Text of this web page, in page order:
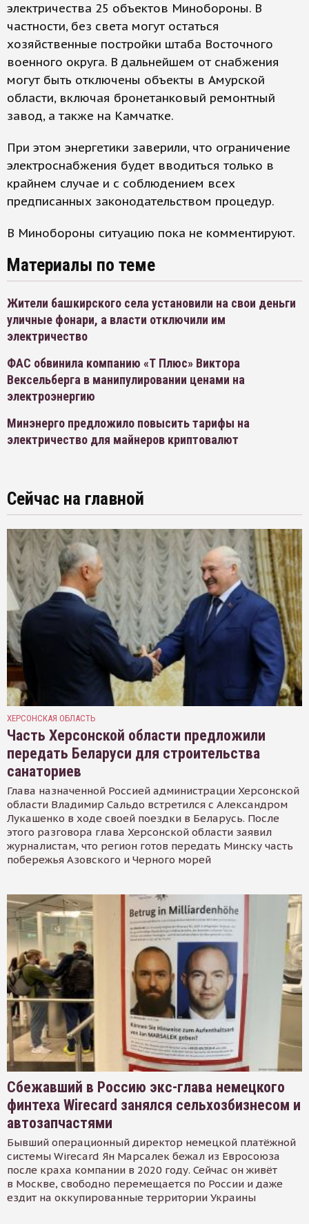
электричества 25 объектов Минобороны. В
частности, без света могут остаться
хозяйственные постройки штаба Восточного
военного округа. В дальнейшем от снабжения
могут быть отключены объекты в Амурской
области, включая бронетанковый ремонтный
завод, а также на Камчатке.
При этом энергетики заверили, что ограничение
электроснабжения будет вводиться только в
крайнем случае и с соблюдением всех
предписанных законодательством процедур.
В Минобороны ситуацию пока не комментируют.
Материалы по теме
Жители башкирского села установили на свои деньги
уличные фонари, а власти отключили им
электричество
ФАС обвинила компанию «Т Плюс» Виктора
Вексельберга в манипулировании ценами на
электроэнергию
Минэнерго предложило повысить тарифы на
электричество для майнеров криптовалют
Сейчас на главной
ХЕРСОНСКАЯ ОБЛАСТЬ
Часть Херсонской области предложили
передать Беларуси для строительства
санаториев
Глава назначенной Россией администрации Херсонской
области Владимир Сальдо встретился с Александром
Лукашенко в ходе своей поездки в Беларусь. После
этого разговора глава Херсонской области заявил
журналистам, что регион готов передать Минску часть
побережья Азовского и Черного морей
Сбежавший в Россию экс-глава немецкого
финтеха Wirecard занялся сельхозбизнесом и
автозапчастями
Бывший операционный директор немецкой платёжной
системы Wirecard Ян Марсалек бежал из Евросоюза
после краха компании в 2020 году. Сейчас он живёт
в Москве, свободно перемещается по России и даже
ездит на оккупированные территории Украины